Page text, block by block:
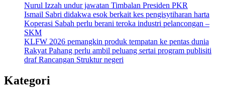
Nurul Izzah undur jawatan Timbalan Presiden PKR
Ismail Sabri didakwa esok berkait kes pengisytiharan harta
Koperasi Sabah perlu berani teroka industri pelancongan –
SKM
KLFW 2026 pemangkin produk tempatan ke pentas dunia
Rakyat Pahang perlu ambil peluang sertai program publisiti
draf Rancangan Struktur negeri
Kategori